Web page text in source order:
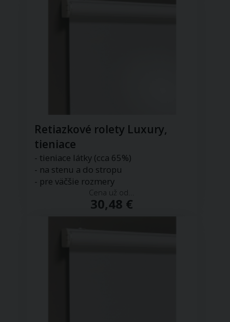
Retiazkové rolety Luxury,
tieniace
- tieniace látky (cca 65%)
- na stenu a do stropu
- pre väčšie rozmery
Cena už od...
30,48 €